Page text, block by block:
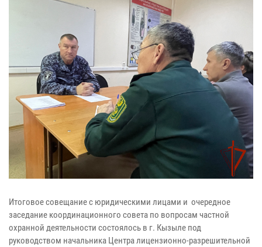
Итоговое совещание с юридическими лицами и очередное
заседание координационного совета по вопросам частной
охранной деятельности состоялось в г. Кызыле под
руководством начальника Центра лицензионно-разрешительной